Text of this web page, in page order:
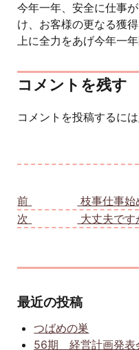
今年一年、安全に仕事
け、お客様の更なる獲
上に全力をあげ今年一
コメントを残す
コメントを投稿するには
前
枝事仕事始
次
大丈夫です
最近の投稿
つばめの巣
56期 経営計画発表